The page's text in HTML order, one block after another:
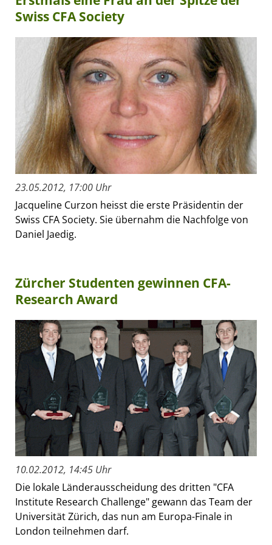
Swiss CFA Society
23.05.2012, 17:00 Uhr
Jacqueline Curzon heisst die erste Präsidentin der
Swiss CFA Society. Sie übernahm die Nachfolge von
Daniel Jaedig.
Zürcher Studenten gewinnen CFA-
Research Award
10.02.2012, 14:45 Uhr
Die lokale Länderausscheidung des dritten "CFA
Institute Research Challenge" gewann das Team der
Universität Zürich, das nun am Europa-Finale in
London teilnehmen darf.